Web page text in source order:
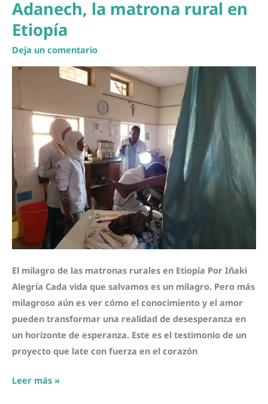
la
Mutilación
Genital
Adanech, la matrona rural en
Etiopía
Deja un comentario
El milagro de las matronas rurales en Etiopía Por Iñaki
Alegría Cada vida que salvamos es un milagro. Pero más
milagroso aún es ver cómo el conocimiento y el amor
pueden transformar una realidad de desesperanza en
un horizonte de esperanza. Este es el testimonio de un
proyecto que late con fuerza en el corazón
Con
Leer más »